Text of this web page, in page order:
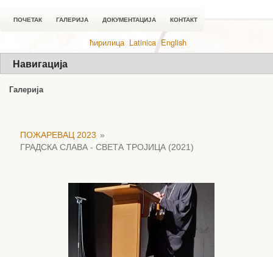
ПОЧЕТАК ГАЛЕРИЈА ДОКУМЕНТАЦИЈА КОНТАКТ
ћирилица Latinica English
Навигација
Галерија
ПОЖАРЕВАЦ 2023 »
ГРАДСКА СЛАВА - СВЕТА ТРОЈИЦА (2021)